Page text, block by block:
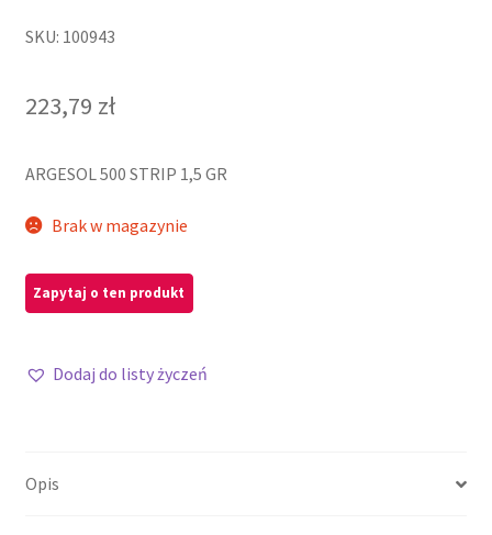
SKU: 100943
223,79 zł
ARGESOL 500 STRIP 1,5 GR
Brak w magazynie
Dodaj do listy życzeń
Opis